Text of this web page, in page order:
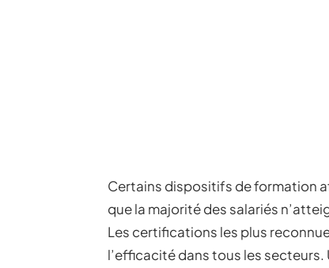
Certains dispositifs de formation
que la majorité des salariés
Les certifications les plus
l’efficacité dans tous les